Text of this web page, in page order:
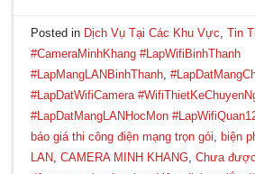
Posted in Dịch Vụ Tại Các Khu Vực ,Tin
#CameraMinhKhang #LapWifiBinhThanh
#LapMangLANBinhThanh ,
#LapDatWifiCamera
#LapDatMangLANHocMon
báo giá thi công điện mạng trọn gói ,biện
LAN ,CAMERA MINH KHANG ,Chưa